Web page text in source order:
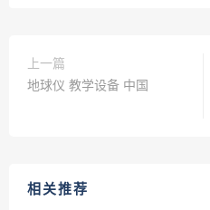
上一篇
地球仪 教学设备 中国
相关推荐